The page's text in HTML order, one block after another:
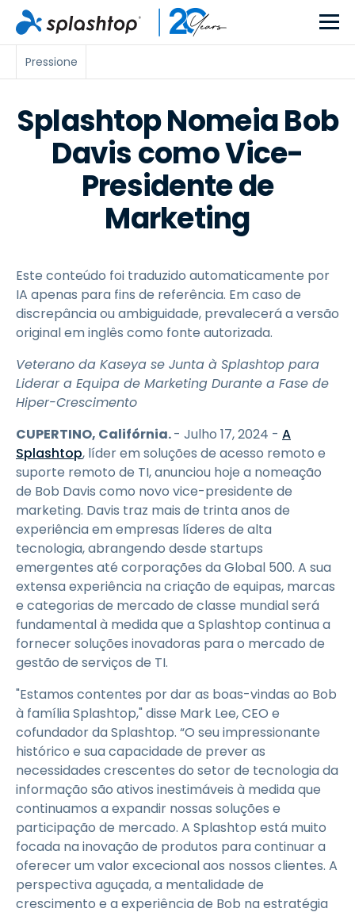
Pressione
Splashtop Nomeia Bob
Davis como Vice-
Presidente de
Marketing
Este conteúdo foi traduzido automaticamente por
IA apenas para fins de referência. Em caso de
discrepância ou ambiguidade, prevalecerá a versão
original em inglês como fonte autorizada.
Veterano da Kaseya se Junta à Splashtop para
Liderar a Equipa de Marketing Durante a Fase de
Hiper-Crescimento
CUPERTINO, Califórnia.- Julho 17, 2024 - A
Splashtop, líder em soluções de acesso remoto e
suporte remoto de TI, anunciou hoje a nomeação
de Bob Davis como novo vice-presidente de
marketing. Davis traz mais de trinta anos de
experiência em empresas líderes de alta
tecnologia, abrangendo desde startups
emergentes até corporações da Global 500. A sua
extensa experiência na criação de equipas, marcas
e categorias de mercado de classe mundial será
fundamental à medida que a Splashtop continua a
fornecer soluções inovadoras para o mercado de
gestão de serviços de TI.
"Estamos contentes por dar as boas-vindas ao Bob
à família Splashtop," disse Mark Lee, CEO e
cofundador da Splashtop. “O seu impressionante
histórico e sua capacidade de prever as
necessidades crescentes do setor de tecnologia da
informação são ativos inestimáveis à medida que
continuamos a expandir nossas soluções e
participação de mercado. A Splashtop está muito
focada na inovação de produtos para continuar a
oferecer um valor excecional aos nossos clientes. A
perspectiva aguçada, a mentalidade de
crescimento e a experiência de Bob na estratégia